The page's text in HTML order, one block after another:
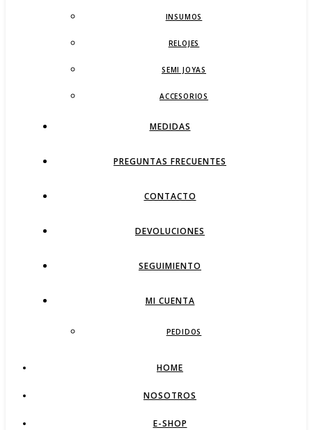
INSUMOS
RELOJES
SEMI JOYAS
ACCESORIOS
MEDIDAS
PREGUNTAS FRECUENTES
CONTACTO
DEVOLUCIONES
SEGUIMIENTO
MI CUENTA
PEDIDOS
HOME
NOSOTROS
E-SHOP